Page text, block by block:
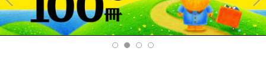
Pre
v
Ne
xt